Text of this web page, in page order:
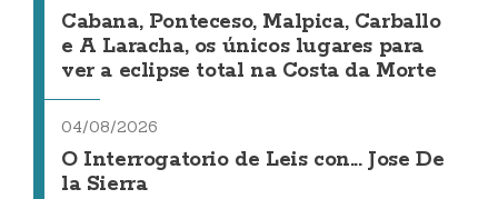
Cabana, Ponteceso, Malpica, Carballo
e A Laracha, os únicos lugares para
ver a eclipse total na Costa da Morte
04/08/2026
O Interrogatorio de Leis con... Jose De
la Sierra